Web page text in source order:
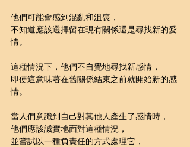
他們可能會感到混亂和沮喪，
不知道應該選擇留在現有關係還是尋找新的愛
情。
這種情況下，他們不自覺地尋找新感情，
即使這意味著在舊關係結束之前就開始新的感
情。
當人們意識到自己對其他人產生了感情時，
他們應該誠實地面對這種情況，
並嘗試以一種負責任的方式處理它，